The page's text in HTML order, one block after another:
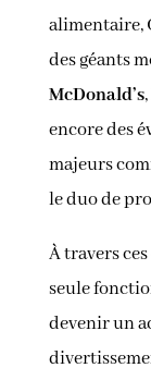
alimentaire,
des géants
McDonald’s,
encore des
majeurs
le duo de
À travers
seule
devenir un